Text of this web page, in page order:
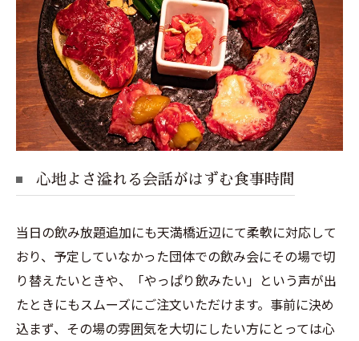
心地よさ溢れる会話がはずむ食事時間
当日の飲み放題追加にも天満橋近辺にて柔軟に対応して
おり、予定していなかった団体での飲み会にその場で切
り替えたいときや、「やっぱり飲みたい」という声が出
たときにもスムーズにご注文いただけます。事前に決め
込まず、その場の雰囲気を大切にしたい方にとっては心